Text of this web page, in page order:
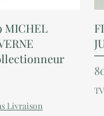
MICHEL
Livraison